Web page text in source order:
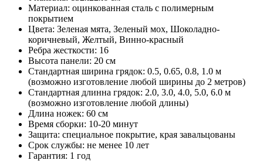
Материал: оцинкованная сталь с полимерным
покрытием
Цвета: Зеленая мята, Зеленый мох, Шоколадно-
коричневый, Желтый, Винно-красный
Ребра жесткости: 16
Высота панели: 20 см
Стандартная ширина грядок: 0.5, 0.65, 0.8, 1.0 м
(возможно изготовление любой ширины до 2 метров)
Стандартная длинна грядок: 2.0, 3.0, 4.0, 5.0, 6.0 м
(возможно изготовление любой длины)
Длина ножек: 60 см
Время сборки: 10-20 минут
Защита: специальное покрытие, края завальцованы
Срок службы: не менее 10 лет
Гарантия: 1 год